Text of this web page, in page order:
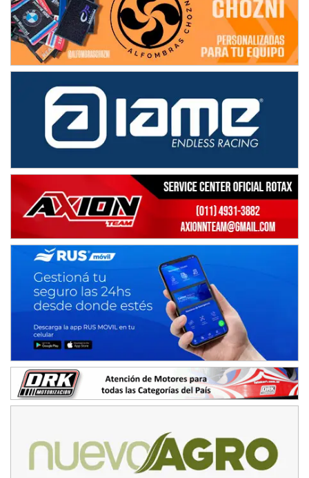
08/09-AGO
IAME SERIES ARGENTINA 6
Ramiro Tot (Asfalto)
Baradero (Buenos Aires)
KDO - F6
Ciudad de Trenque Lauquen (Asfalto)
Trenque Lauquen (Buenos Aires)
ENTRERRIANO - F6 (POSTERGADA)
Villaguay (Entre Ríos)
VICTORIENSE - F7
El Cerro (Tierra)
Victoria (Entre Ríos)
PATAGONICO - F6
Moto Club Reginense (Tierra)
Gral. E. Godoy (Río Negro)
CSK - F7
Humboldt (Santa Fe)
Ciudad de Avellaneda (Asfalto)
Avellaneda (Santa Fe)
SUR SANTAFESINO - F4
TUCUMANO - F5
Juan Navarro (Asfalto)